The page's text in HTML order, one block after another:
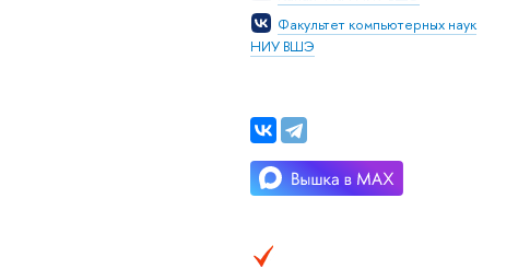
Факультет компьютерных наук
НИУ ВШЭ